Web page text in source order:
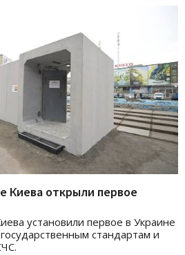
Киева открыли первое
установили первое в Украине
стандартам и